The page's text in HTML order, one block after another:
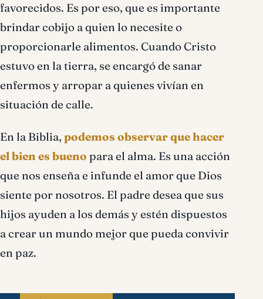
favorecidos. Es por eso, que es importante
brindar cobijo a quien lo necesite o
proporcionarle alimentos. Cuando Cristo
estuvo en la tierra, se encargó de sanar
enfermos y arropar a quienes vivían en
situación de calle.
En la Biblia, podemos observar que hacer
el bien es bueno para el alma. Es una acción
que nos enseña e infunde el amor que Dios
siente por nosotros. El padre desea que sus
hijos ayuden a los demás y estén dispuestos
a crear un mundo mejor que pueda convivir
en paz.